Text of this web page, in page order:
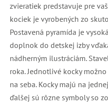
zvieratiek predstavuje pre
kociek je vyrobených zo
Postavená pyramída je
doplnok do detskej izby
nádherným ilustráciám.
roka. Jednotlivé kocky
na seba. Kocky majú na
ďalšej sú rôzne symboly so